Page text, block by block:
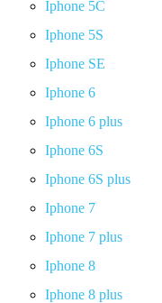
Iphone 5C
Iphone 5S
Iphone SE
Iphone 6
Iphone 6 plus
Iphone 6S
Iphone 6S plus
Iphone 7
Iphone 7 plus
Iphone 8
Iphone 8 plus